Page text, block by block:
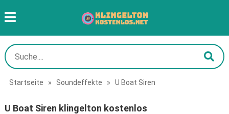
Startseite » Soundeffekte » U Boat Siren
U Boat Siren klingelton kostenlos